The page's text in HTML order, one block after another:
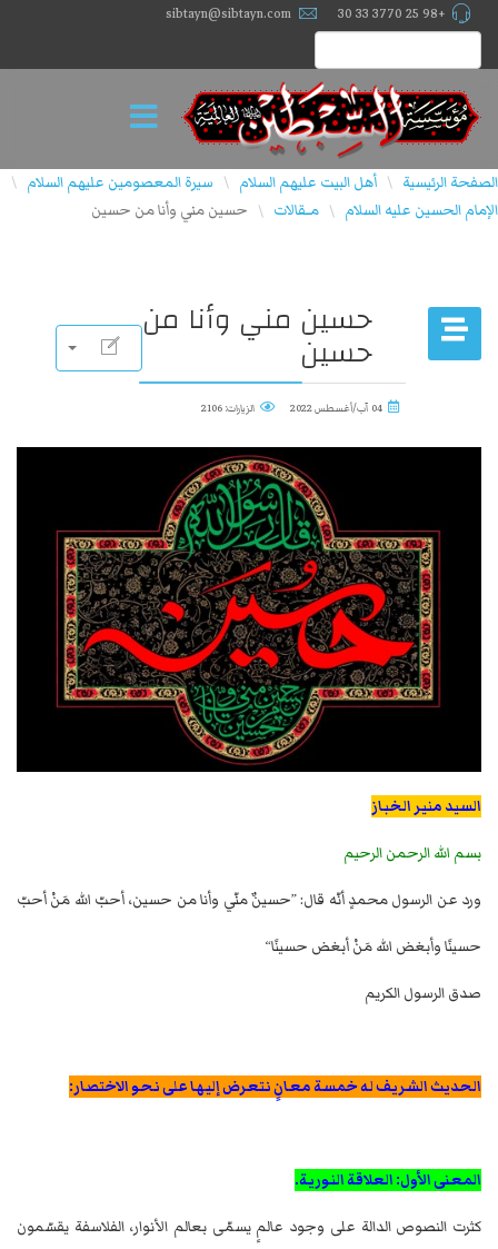
+98 25 3770 33 30
sibtayn@sibtayn.com
الصفحة الرئيسية \ أهل البيت عليهم السلام \ سيرة المعصومين عليهم السلام \
الإمام الحسين عليه السلام \ مــقالات \ حسين مني وأنا من حسين
حسين مني وأنا من
حسين
04 آب/أغسطس 2022 الزيارات: 2106
السيد منير الخباز
بسم الله الرحمن الرحيم
ورد عن الرسول محمدٍ أنّه قال: ”حسينٌ منّي وأنا من حسين، أحبّ الله مَنْ أحبّ
حسينًا وأبغض الله مَنْ أبغض حسينًا“
صدق الرسول الكريم
الحديث الشريف له خمسة معانٍ نتعرض إليها على نحو الاختصار:
المعنى الأول: العلاقة النورية.
كثرت النصوص الدالة على وجود عالمٍ يسمّى بعالم الأنوار، الفلاسفة يقسّمون